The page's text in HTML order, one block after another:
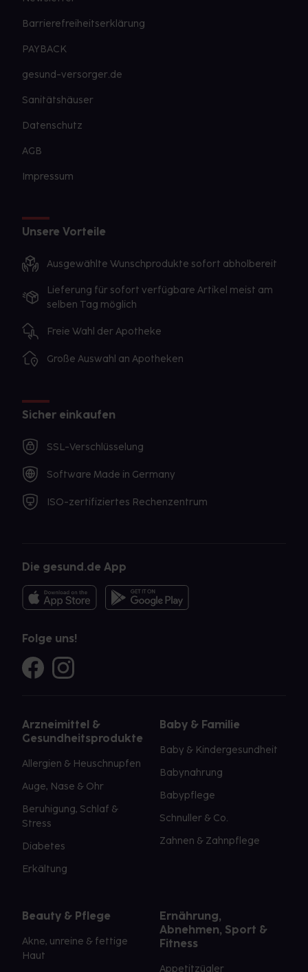
Barrierefreiheitserklärung
PAYBACK
gesund-versorger.de
Sanitätshäuser
Datenschutz
AGB
Impressum
Unsere Vorteile
Ausgewählte Wunschprodukte sofort abholbereit
Lieferung für sofort verfügbare Artikel meist am
selben Tag möglich
Freie Wahl der Apotheke
Große Auswahl an Apotheken
Sicher einkaufen
SSL-Verschlüsselung
Software Made in Germany
ISO-zertifiziertes Rechenzentrum
Die gesund.de App
Folge uns!
Arzneimittel &
Gesundheitsprodukte
Allergien & Heuschnupfen
Auge, Nase & Ohr
Beruhigung, Schlaf &
Stress
Diabetes
Erkältung
Baby & Familie
Baby & Kindergesundheit
Babynahrung
Babypflege
Schnuller & Co.
Zahnen & Zahnpflege
Beauty & Pflege
Akne, unreine & fettige
Haut
Ernährung,
Abnehmen, Sport &
Fitness
Appetitzügler